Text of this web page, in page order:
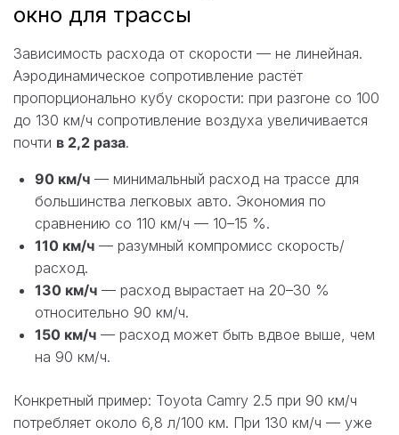
окно для трассы
Зависимость расхода от скорости — не линейная.
Аэродинамическое сопротивление растёт
пропорционально кубу скорости: при разгоне со 100
до 130 км/ч сопротивление воздуха увеличивается
почти в 2,2 раза.
90 км/ч — минимальный расход на трассе для
большинства легковых авто. Экономия по
сравнению со 110 км/ч — 10–15 %.
110 км/ч — разумный компромисс скорость/
расход.
130 км/ч — расход вырастает на 20–30 %
относительно 90 км/ч.
150 км/ч — расход может быть вдвое выше, чем
на 90 км/ч.
Конкретный пример: Toyota Camry 2.5 при 90 км/ч
потребляет около 6,8 л/100 км. При 130 км/ч — уже